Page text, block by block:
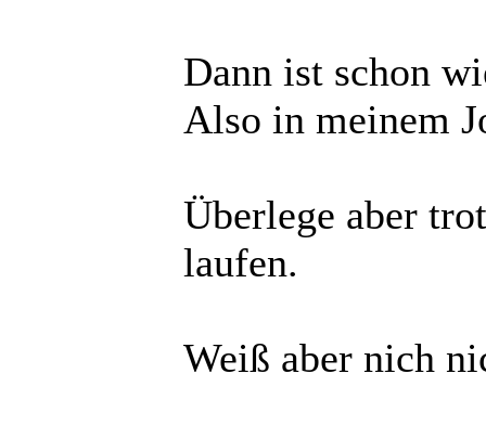
Dann ist schon
Also in meinem
Überlege aber
laufen.
Weiß aber nich